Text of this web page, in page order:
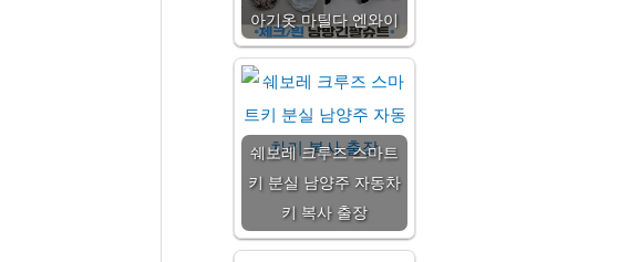
아기옷 마틸다 엔와이
쉐보레 크루즈 스마트
키 분실 남양주 자동차
키 복사 출장